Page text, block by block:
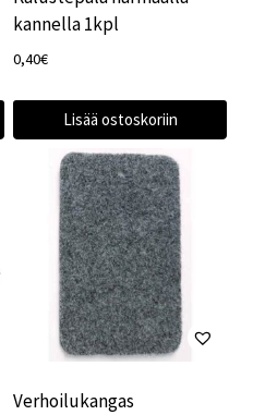
kannella 1kpl
0,40€
Lisää ostoskoriin
Verhoilukangas